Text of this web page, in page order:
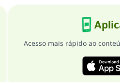
Acesso mais rápido ao